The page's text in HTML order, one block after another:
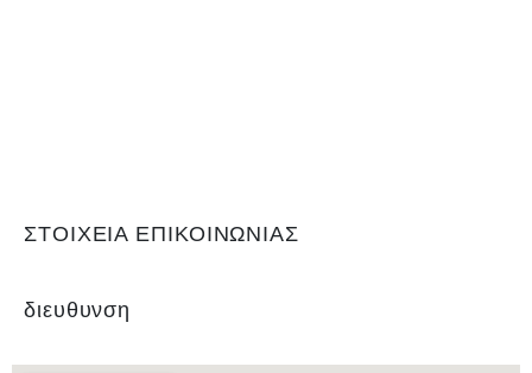
ΣΤΟΙΧΕΙΑ ΕΠΙΚΟΙΝΩΝΙΑΣ
διευθυνση